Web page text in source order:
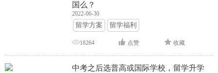
国么？
2022-06-30
留学方案 留学福利
18264 点赞 收藏
中考之后选普高或国际学校，留学升学